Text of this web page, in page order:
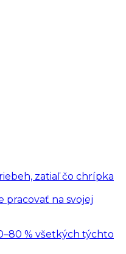
zatiaľ čo chrípka
pracovať na svojej
% všetkých týchto